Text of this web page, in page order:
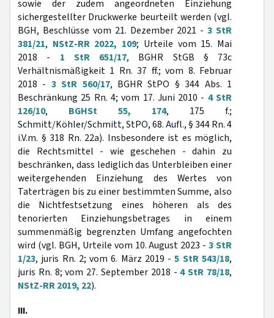
sowie der zudem angeordneten Einziehung
sichergestellter Druckwerke beurteilt werden (vgl.
BGH, Beschlüsse vom 21. Dezember 2021 -3 StR
381/21, NStZ-RR 2022, 109; Urteile vom 15. Mai
2018 - 1 StR 651/17, BGHR StGB § 73c
Verhältnismäßigkeit 1 Rn. 37 ff.; vom 8. Februar
2018 - 3 StR 560/17, BGHR StPO § 344 Abs. 1
Beschränkung 25 Rn. 4; vom 17. Juni 2010 - 4 StR
126/10, BGHSt 55, 174, 175 f.;
Schmitt/Köhler/Schmitt, StPO, 68. Aufl., § 344 Rn. 4
i.V.m. § 318 Rn. 22a). Insbesondere ist es möglich,
die Rechtsmittel - wie geschehen - dahin zu
beschränken, dass lediglich das Unterbleiben einer
weitergehenden Einziehung des Wertes von
Taterträgen bis zu einer bestimmten Summe, also
die Nichtfestsetzung eines höheren als des
tenorierten Einziehungsbetrages in einem
summenmäßig begrenzten Umfang angefochten
wird (vgl. BGH, Urteile vom 10. August 2023 -3 StR
1/23, juris Rn. 2; vom 6. März 2019 -5 StR 543/18,
juris Rn. 8; vom 27. September 2018 -4 StR 78/18,
NStZ-RR 2019, 22).
III.